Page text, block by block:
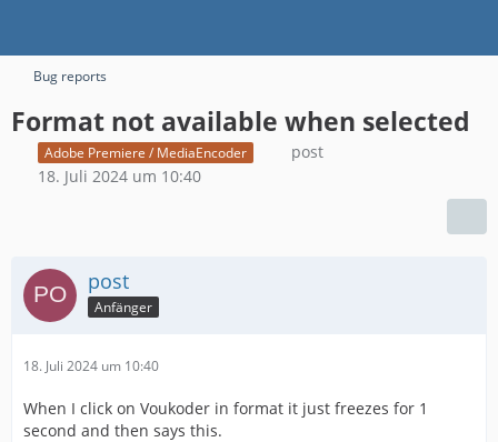
Bug reports
Format not available when selected
Adobe Premiere / MediaEncoder
post
18. Juli 2024 um 10:40
post
Anfänger
18. Juli 2024 um 10:40
When I click on Voukoder in format it just freezes for 1
second and then says this.